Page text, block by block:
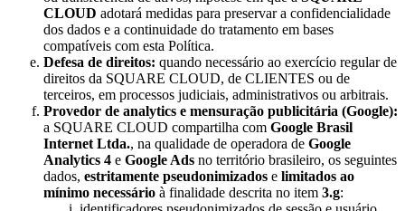
CLOUD adotará medidas para preservar a confidencialidade
dos dados e a continuidade do tratamento em bases
compatíveis com esta Política.
Defesa de direitos: quando necessário ao exercício regular de
direitos da SQUARE CLOUD, de CLIENTES ou de
terceiros, em processos judiciais, administrativos ou arbitrais.
Provedor de analytics e mensuração publicitária (Google):
a SQUARE CLOUD compartilha com Google Brasil
Internet Ltda., na qualidade de operadora de Google
Analytics 4 e Google Ads no território brasileiro, os seguintes
dados, estritamente pseudonimizados e limitados ao
mínimo necessário à finalidade descrita no item 3.g: